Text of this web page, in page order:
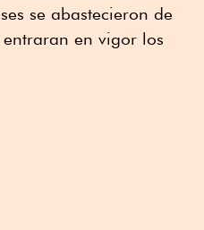
se abastecieron de
en vigor los